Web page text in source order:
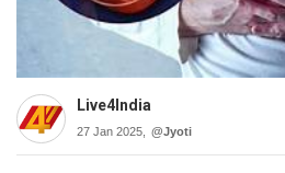
Live4India
27 Jan 2025, @Jyoti